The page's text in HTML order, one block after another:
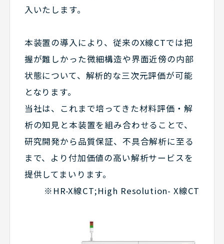
入いたします。
本装置の導入により、従来のX線CTでは把
握が難しかった微細構造や界面近傍の内部
状態について、解析的な三次元評価が可能
となります。
当社は、これまで培ってきた材料評価・解
析の知見と本装置を組み合わせることで、
研究開発から品質保証、不具合解析に至る
まで、より付加価値の高い解析サービスを
提供してまいります。
※HR-X線CT;High Resolution- X線CT